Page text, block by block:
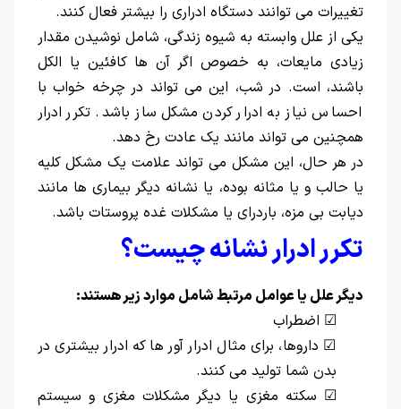
تغییرات می توانند دستگاه ادراری را بیشتر فعال کنند.
یکی از علل وابسته به شیوه زندگی، شامل نوشیدن مقدار
زیادی مایعات، به خصوص اگر آن ها کافئین یا الکل
باشند، است. در شب، این می تواند در چرخه خواب با
احساس نیاز به ادرار کردن مشکل ساز باشد. تکرر ادرار
همچنین می تواند مانند یک عادت رخ دهد.
در هر حال، این مشکل می تواند علامت یک مشکل کلیه
یا حالب و یا مثانه بوده، یا نشانه دیگر بیماری ها مانند
دیابت بی مزه، باردرای یا مشکلات غده پروستات باشد.
تکرر ادرار نشانه چیست؟
دیگر علل یا عوامل مرتبط شامل موارد زیر هستند:
☑ اضطراب
☑ داروها، برای مثال ادرار آور ها که ادرار بیشتری در
بدن شما تولید می کنند.
☑ سکته مغزی یا دیگر مشکلات مغزی و سیستم